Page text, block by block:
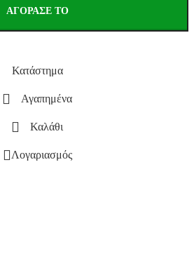
ΑΓΌΡΑΣΕ ΤΟ
Κατάστημα
Αγαπημένα
Καλάθι
Λογαριασμός